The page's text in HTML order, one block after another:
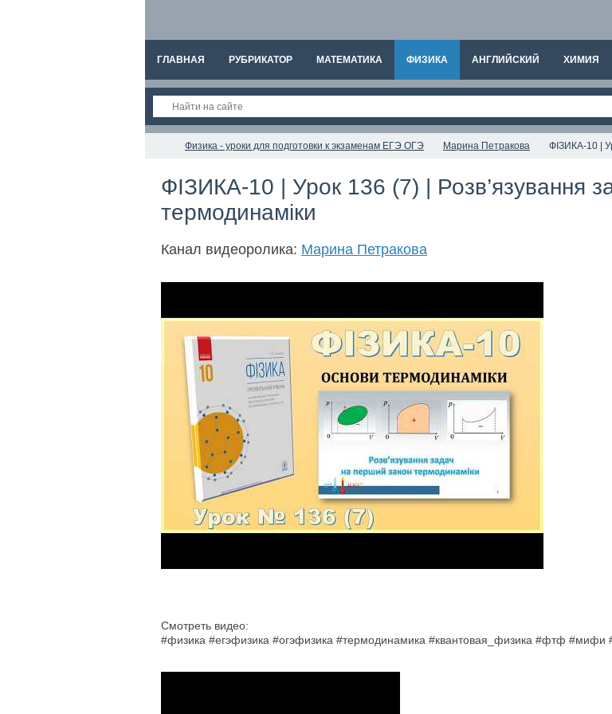
ГЛАВНАЯ РУБРИКАТОР МАТЕМАТИКА ФИЗИКА АНГЛИЙСКИЙ ХИМИЯ
Физика - уроки для подготовки к экзаменам ЕГЭ ОГЭ Марина Петракова ФІЗИКА-10 |
ФІЗИКА-10 | Урок 136 (7) | Розв’язування
термодинаміки
Канал видеоролика: Марина Петракова
Смотреть видео:
#физика #егэфизика #огэфизика #термодинамика #квантовая_физика #фтф #мифи